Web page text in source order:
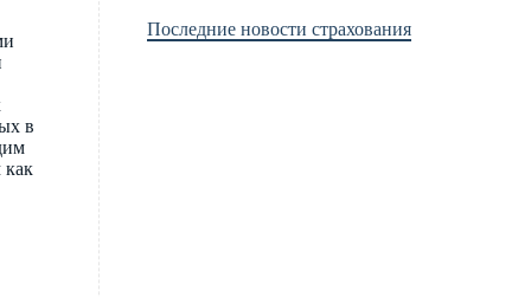
в
Последние новости страхования